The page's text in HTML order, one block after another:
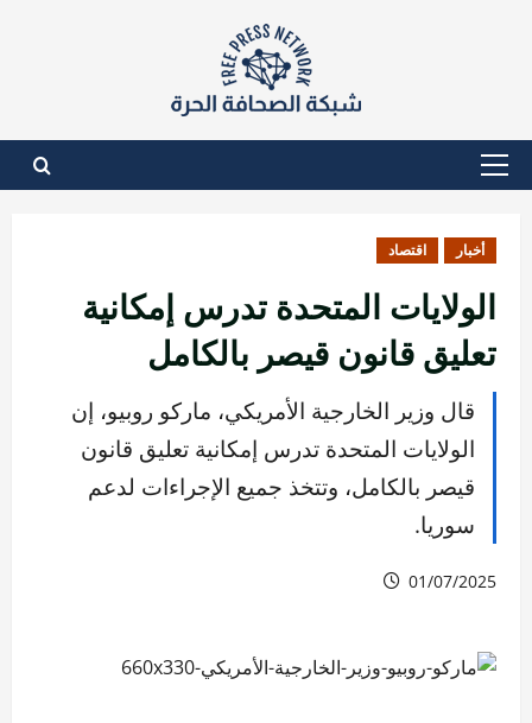
القائمة
أخبار اقتصاد
الولايات المتحدة تدرس إمكانية
تعليق قانون قيصر بالكامل
قال وزير الخارجية الأمريكي، ماركو روبيو، إن
الولايات المتحدة تدرس إمكانية تعليق قانون
قيصر بالكامل، وتتخذ جميع الإجراءات لدعم
سوريا.
01/07/2025